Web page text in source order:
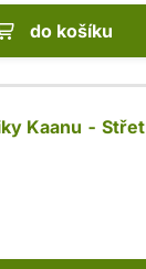
do košíku
Kaanu - Střet